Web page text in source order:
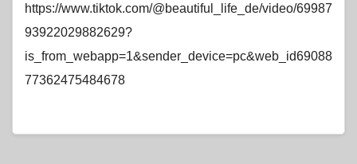
https://www.tiktok.com/@beautiful_life_de/video/69987
93922029882629?
is_from_webapp=1&sender_device=pc&web_id69088
77362475484678